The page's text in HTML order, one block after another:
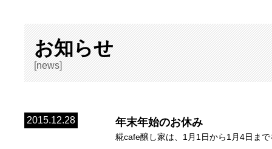
お知らせ
[news]
2015.12.28 年末年始のお休み
糀cafe醸し家は、1月1日から1月4日ま